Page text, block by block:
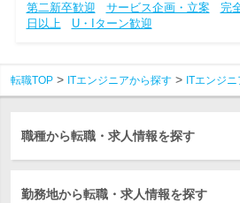
第二新卒歓迎
サービス企画・立案 完
日以上
U・Iターン歓迎
転職TOP ITエンジニアから探す ITエンジニ
職種から転職・求人情報を探す
勤務地から転職・求人情報を探す